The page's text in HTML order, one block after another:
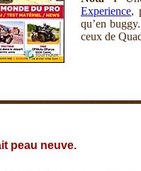
Experience,
qu’en
ceux de
peau neuve.